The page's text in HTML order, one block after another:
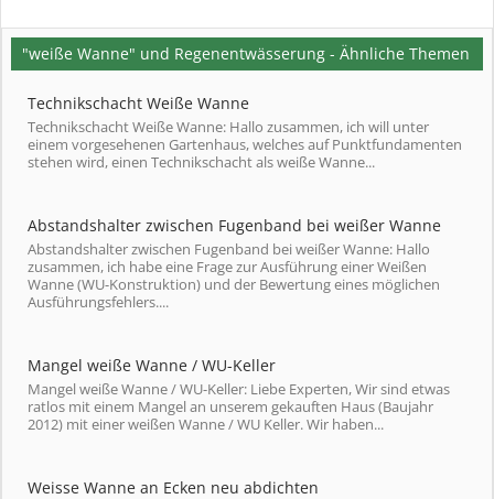
"weiße Wanne" und Regenentwässerung - Ähnliche Themen
Technikschacht Weiße Wanne
Technikschacht Weiße Wanne: Hallo zusammen, ich will unter
einem vorgesehenen Gartenhaus, welches auf Punktfundamenten
stehen wird, einen Technikschacht als weiße Wanne...
Abstandshalter zwischen Fugenband bei weißer Wanne
Abstandshalter zwischen Fugenband bei weißer Wanne: Hallo
zusammen, ich habe eine Frage zur Ausführung einer Weißen
Wanne (WU-Konstruktion) und der Bewertung eines möglichen
Ausführungsfehlers....
Mangel weiße Wanne / WU-Keller
Mangel weiße Wanne / WU-Keller: Liebe Experten, Wir sind etwas
ratlos mit einem Mangel an unserem gekauften Haus (Baujahr
2012) mit einer weißen Wanne / WU Keller. Wir haben...
Weisse Wanne an Ecken neu abdichten